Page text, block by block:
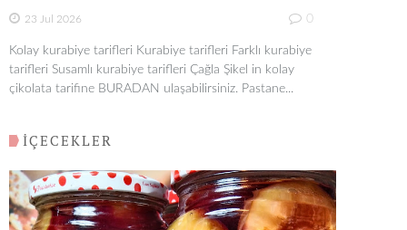
23 Jul 2026 0
Kolay kurabiye tarifleri Kurabiye tarifleri Farklı kurabiye
tarifleri Susamlı kurabiye tarifleri Çağla Şikel in kolay
çikolata tarifine BURADAN ulaşabilirsiniz. Pastane...
İÇECEKLER